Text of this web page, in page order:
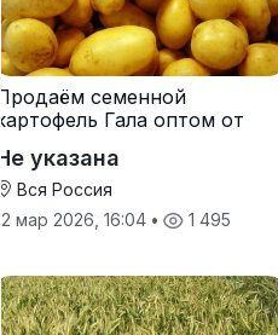
Продаём семенной
картофель Гала оптом от
Не указана
Вся Россия
12 мар 2026, 16:04 • 1 495